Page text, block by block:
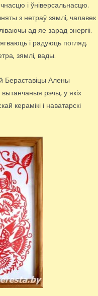
і ўніверсальнасцю.
з нетраў зямлі, чалавек
ад яе зарад энергіі.
і радуюць погляд.
зямлі, вады.
Бераставіцы Алены
рэчы, у якіх
керамікі і наватарскі